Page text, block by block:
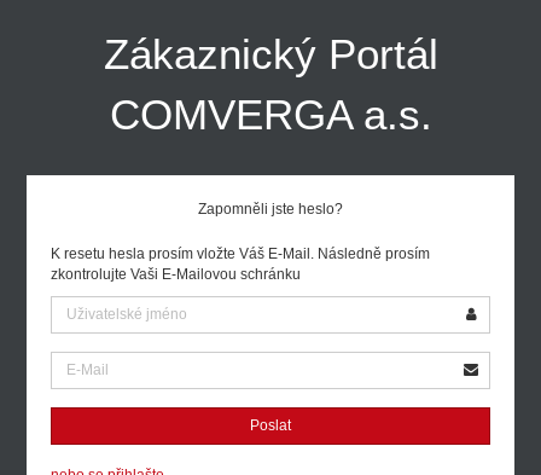
Zákaznický Portál
COMVERGA a.s.
Zapomněli jste heslo?
K resetu hesla prosím vložte Váš E-Mail. Následně prosím
zkontrolujte Vaši E-Mailovou schránku